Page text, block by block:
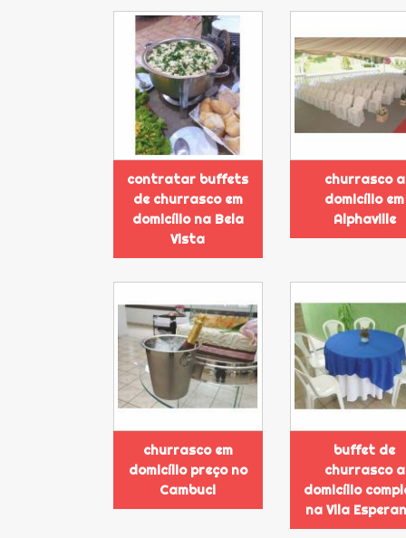
contratar buffets
de churrasco em
domicílio na Bela
Vista
churrasco a
domicílio em
Alphaville
churrasco em
domicílio preço no
Cambuci
buffet de
churrasco a
domicílio
na Vila